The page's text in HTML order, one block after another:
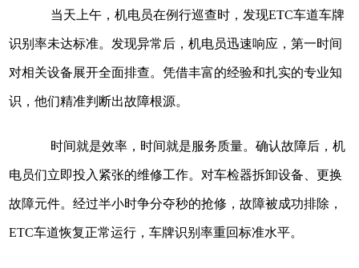
当天上午，机电员在例行巡查时，发现ETC车道车牌
识别率未达标准。发现异常后，机电员迅速响应，第一时间
对相关设备展开全面排查。凭借丰富的经验和扎实的专业知
识，他们精准判断出故障根源。
时间就是效率，时间就是服务质量。确认故障后，机
电员们立即投入紧张的维修工作。对车检器拆卸设备、更换
故障元件。经过半小时争分夺秒的抢修，故障被成功排除，
ETC车道恢复正常运行，车牌识别率重回标准水平。